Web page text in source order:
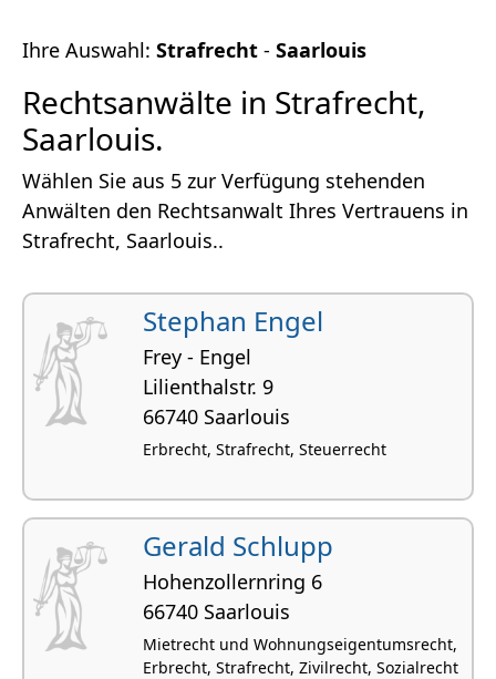
Ihre Auswahl: Strafrecht - Saarlouis
Rechtsanwälte in Strafrecht,
Saarlouis.
Wählen Sie aus 5 zur Verfügung stehenden
Anwälten den Rechtsanwalt Ihres Vertrauens in
Strafrecht, Saarlouis..
Stephan Engel
Frey - Engel
Lilienthalstr. 9
66740 Saarlouis
Erbrecht, Strafrecht, Steuerrecht
Gerald Schlupp
Hohenzol­lernring 6
66740 Saarlouis
Mietrecht und Wohnungseigentumsrecht,
Erbrecht, Strafrecht, Zivilrecht, Sozialrecht